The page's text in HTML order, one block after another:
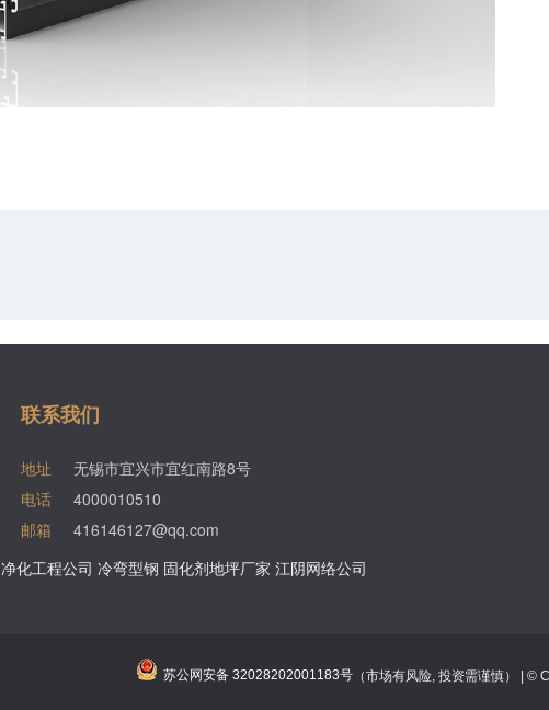
联系我们
地址
无锡市宜兴市宜红南路8号
电话
4000010510
邮箱
416146127@qq.com
净化工程公司 冷弯型钢 固化剂地坪厂家 江阴网络公司
苏公网安备 32028202001183号（市场有风险, 投资需谨慎） | ©